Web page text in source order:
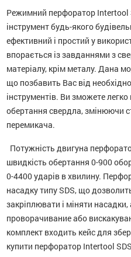
Режимний перфоратор Intertool
інструмент будь-якого
ефективний і простий у
впорається із завданнями з
матеріалу, крім металу. Дана
що позбавить Вас від
інструментів. Ви зможете
обертання свердла, змінюючи
перемикача.
Потужність двигуна
швидкість обертання 0-900
0-4400 ударів в хвилину.
насадку типу SDS, що
закріплювати і міняти
проворачивание або
комплект входить кейс для
купити перфоратор Intertool